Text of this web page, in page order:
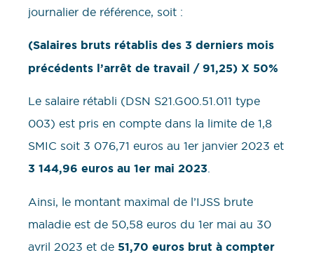
journalier de référence, soit :
(Salaires bruts rétablis des 3 derniers mois
précédents l’arrêt de travail / 91,25) X 50%
Le salaire rétabli (DSN S21.G00.51.011 type
003) est pris en compte dans la limite de 1,8
SMIC soit 3 076,71 euros au 1er janvier 2023 et
3 144,96 euros au 1er mai 2023.
Ainsi, le montant maximal de l’IJSS brute
maladie est de 50,58 euros du 1er mai au 30
avril 2023 et de 51,70 euros brut à compter